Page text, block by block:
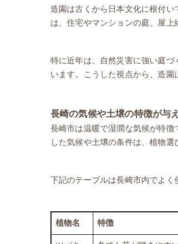
造園は古くから日本文化に根付
は、住宅やマンションの庭、屋上
特に近年は、自然災害に強い庭
います。こうした視点から、造園
長崎の気候や土壌の特徴が与
長崎市は温暖で湿潤な気候が特
した気候や土壌の条件は、植物選
下記のテーブルは長崎市内でよく
植物名 特徴